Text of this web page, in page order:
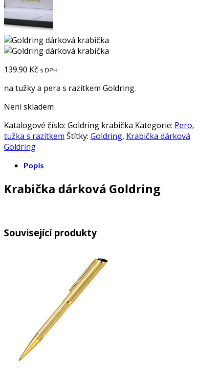
139.90 Kč s DPH
na tužky a pera s razítkem Goldring.
Není skladem
Katalogové číslo: Goldring krabička Kategorie: Pero,
tužka s razítkem Štítky: Goldring, Krabička dárková
Goldring
Popis
Krabička dárková Goldring
Související produkty